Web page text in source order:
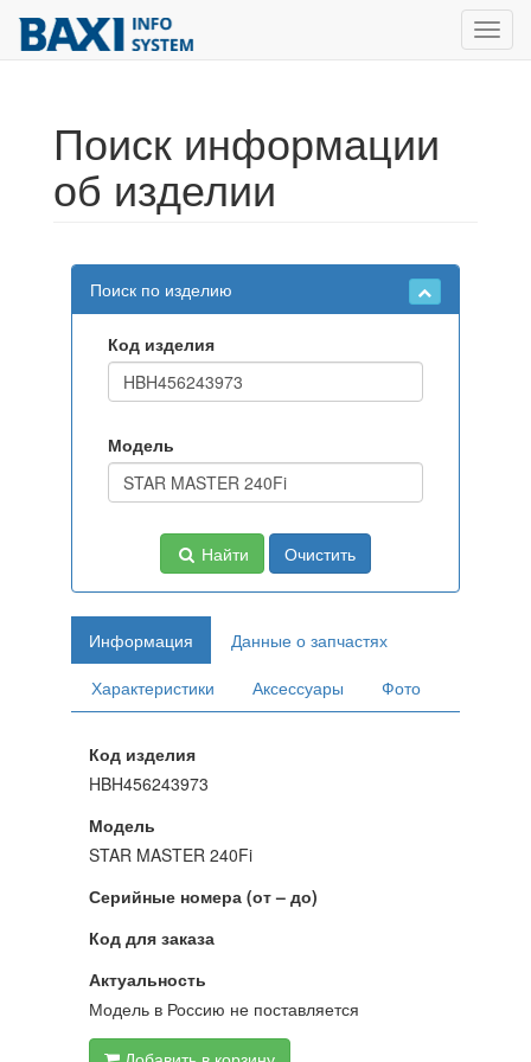
Поиск информации
об изделии
Поиск по изделию
Код изделия
Модель
Найти Очистить
Информация
Данные о запчастях
Характеристики
Аксессуары Фото
Код изделия
HBH456243973
Модель
STAR MASTER 240Fi
Серийные номера (от – до)
Код для заказа
Актуальность
Модель в Россию не поставляется